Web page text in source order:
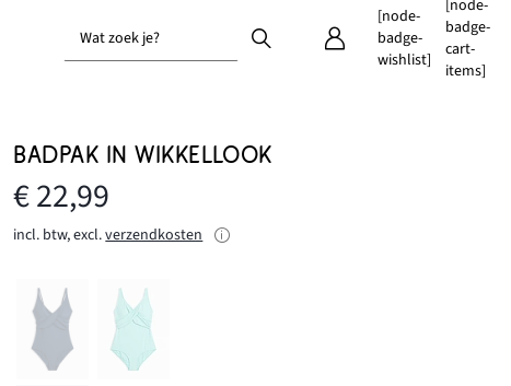
Wat zoek je?
[node-
badge-
wishlist]
[node-
badge-
cart-
items]
BADPAK IN WIKKELLOOK
€ 22,99
incl. btw, excl.verzendkosten